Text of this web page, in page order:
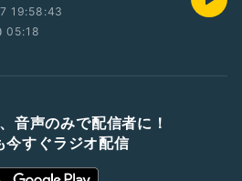
19:58:43
05:18
音声のみで配信者に！
今すぐラジオ配信